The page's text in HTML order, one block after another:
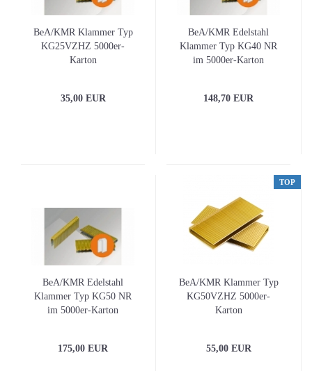
BeA/KMR Klammer Typ
KG25VZHZ 5000er-
Karton
35,00 EUR
BeA/KMR Edelstahl
Klammer Typ KG40 NR
im 5000er-Karton
148,70 EUR
BeA/KMR Edelstahl
Klammer Typ KG50 NR
im 5000er-Karton
175,00 EUR
TOP
BeA/KMR Klammer Typ
KG50VZHZ 5000er-
Karton
55,00 EUR